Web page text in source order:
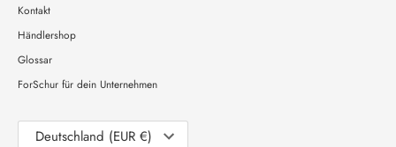
Kontakt
Händlershop
Glossar
ForSchur für dein Unternehmen
WährungDeutschland (EUR €)